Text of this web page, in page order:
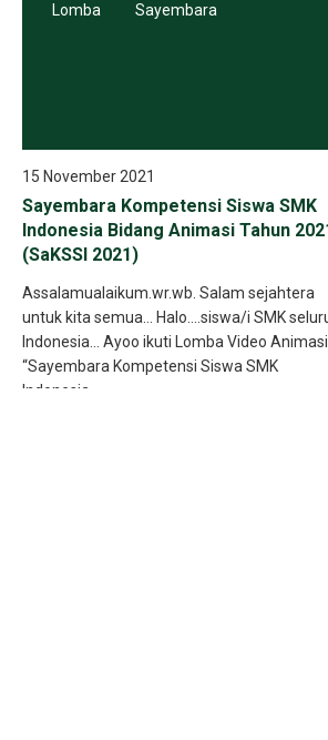
Lomba Sayembara
15 November 2021
Sayembara Kompetensi Siswa SMK
Indonesia Bidang Animasi Tahun
(SaKSSI 2021)
Assalamualaikum.wr.wb. Salam sejahtera
untuk kita semua… Halo….siswa/i SMK
Indonesia… Ayoo ikuti Lomba Video Animasi
“Sayembara Kompetensi Siswa SMK
Indonesia..